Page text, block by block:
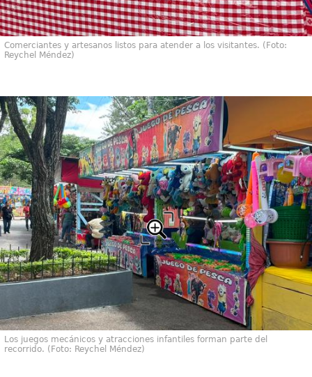
Comerciantes y artesanos listos para atender a los visitantes. (Foto:
Reychel Méndez)
Los juegos mecánicos y atracciones infantiles forman parte del
recorrido. (Foto: Reychel Méndez)